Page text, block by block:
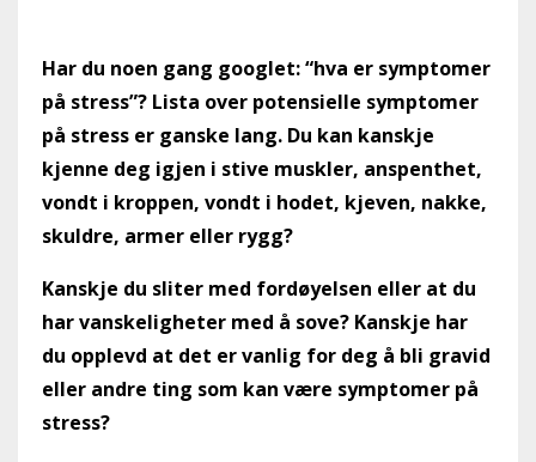
Har du noen gang googlet: “hva er symptomer
på stress”? Lista over potensielle symptomer
på stress er ganske lang. Du kan kanskje
kjenne deg igjen i stive muskler, anspenthet,
vondt i kroppen, vondt i hodet, kjeven, nakke,
skuldre, armer eller rygg?
Kanskje du sliter med fordøyelsen eller at du
har vanskeligheter med å sove? Kanskje har
du opplevd at det er vanlig for deg å bli gravid
eller andre ting som kan være symptomer på
stress?